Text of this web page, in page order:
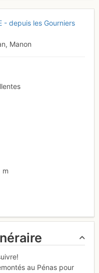
- depuis les Gourniers
Manon
m
au Pénas pour